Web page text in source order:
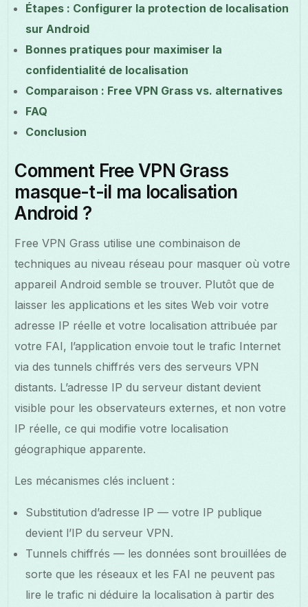
Étapes : Configurer la protection de localisation
sur Android
Bonnes pratiques pour maximiser la
confidentialité de localisation
Comparaison : Free VPN Grass vs. alternatives
FAQ
Conclusion
Comment Free VPN Grass
masque-t-il ma localisation
Android ?
Free VPN Grass utilise une combinaison de
techniques au niveau réseau pour masquer où votre
appareil Android semble se trouver. Plutôt que de
laisser les applications et les sites Web voir votre
adresse IP réelle et votre localisation attribuée par
votre FAI, l’application envoie tout le trafic Internet
via des tunnels chiffrés vers des serveurs VPN
distants. L’adresse IP du serveur distant devient
visible pour les observateurs externes, et non votre
IP réelle, ce qui modifie votre localisation
géographique apparente.
Les mécanismes clés incluent :
Substitution d’adresse IP — votre IP publique
devient l’IP du serveur VPN.
Tunnels chiffrés — les données sont brouillées de
sorte que les réseaux et les FAI ne peuvent pas
lire le trafic ni déduire la localisation à partir des